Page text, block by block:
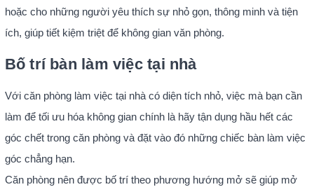
hoặc cho những người yêu thích sự nhỏ gọn, thông minh và tiện
ích, giúp tiết kiệm triệt để không gian văn phòng.
Bố trí bàn làm việc tại nhà
Với căn phòng làm việc tại nhà có diện tích nhỏ, việc mà bạn cần
làm để tối ưu hóa không gian chính là hãy tận dụng hầu hết các
góc chết trong căn phòng và đặt vào đó những chiếc bàn làm việc
góc chẳng hạn.
Căn phòng nên được bố trí theo phương hướng mở sẽ giúp mở